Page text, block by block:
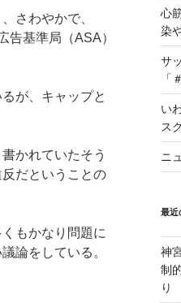
さわやかで、
告基準局（ASA）
が、キャップと
かれていたそう
だということの
もかなり問題に
論をしている。
心
染
サ
「
い
ス
ニ
最近
神
制
り